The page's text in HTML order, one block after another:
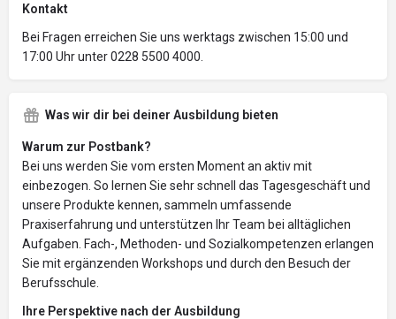
Kontakt
Bei Fragen erreichen Sie uns werktags zwischen 15:00 und
17:00 Uhr unter 0228 5500 4000.
Was wir dir bei deiner Ausbildung bieten
Warum zur Postbank?
Bei uns werden Sie vom ersten Moment an aktiv mit
einbezogen. So lernen Sie sehr schnell das Tagesgeschäft und
unsere Produkte kennen, sammeln umfassende
Praxiserfahrung und unterstützen Ihr Team bei alltäglichen
Aufgaben. Fach-, Methoden- und Sozialkompetenzen erlangen
Sie mit ergänzenden Workshops und durch den Besuch der
Berufsschule.
Ihre Perspektive nach der Ausbildung